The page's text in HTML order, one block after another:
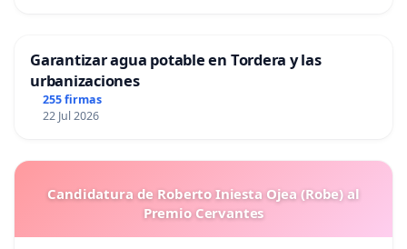
Garantizar agua potable en Tordera y las
urbanizaciones
255 firmas
22 Jul 2026
Candidatura de Roberto Iniesta Ojea (Robe) al
Premio Cervantes